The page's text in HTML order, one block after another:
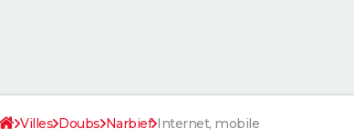
Villes Doubs Narbief Internet, mobile